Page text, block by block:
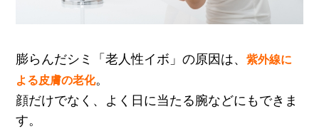
膨らんだシミ「老人性イボ」の原因は、紫外線に
よる皮膚の老化。
顔だけでなく、よく日に当たる腕などにもできま
す。